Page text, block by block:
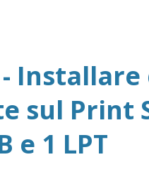
versioni Avast
Get Adobe
Reader da
-
sul Print
e 1 LPT